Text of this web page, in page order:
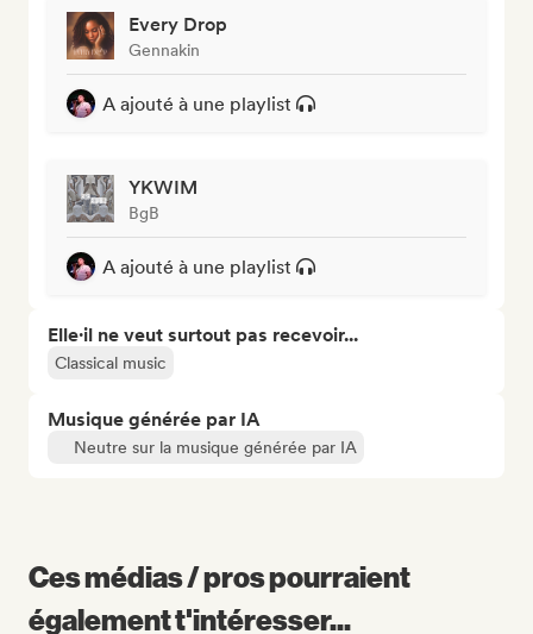
Every Drop
Gennakin
A ajouté à une playlist
YKWIM
BgB
A ajouté à une playlist
Elle·il ne veut surtout pas recevoir...
Classical music
Musique générée par IA
Neutre sur la musique générée par IA
Ces médias / pros pourraient
également t'intéresser...